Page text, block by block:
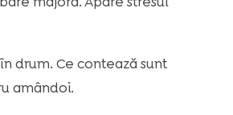
drum. Ce contează sunt
amândoi.